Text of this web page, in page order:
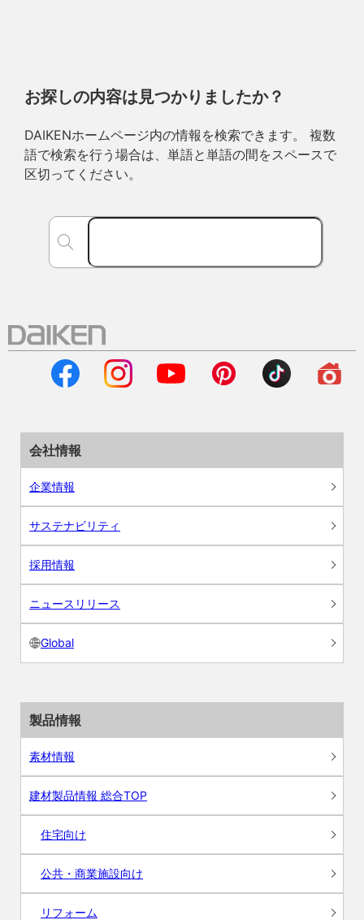
お探しの内容は見つかりましたか？
DAIKENホームページ内の情報を検索できます。 複数
語で検索を行う場合は、単語と単語の間をスペースで
区切ってください。
会社情報
企業情報
サステナビリティ
採用情報
ニュースリリース
Global
製品情報
素材情報
建材製品情報 総合TOP
住宅向け
公共・商業施設向け
リフォーム